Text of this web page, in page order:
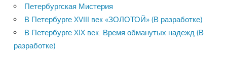
Петербургская Мистерия
В Петербурге XVIII век «ЗОЛОТОЙ» (В разработке)
В Петербурге XIX век. Время обманутых надежд (В
разработке)